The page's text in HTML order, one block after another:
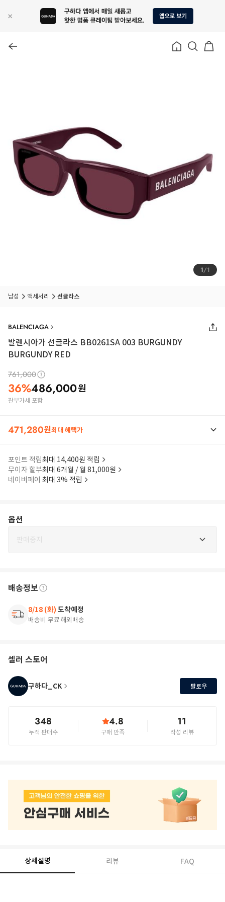
1/1
남성 액세서리 선글라스
BALENCIAGA
발렌시아가 선글라스 BB0261SA 003 BURGUNDY
BURGUNDY RED
761,000
36%486,000원
관부가세 포함
471,280원최대 혜택가
포인트 적립최대 14,400원 적립
무이자 할부최대 6개월 / 월 81,000원
네이버페이 최대 3% 적립
옵션
판매중지
배송정보
8/18 (화) 도착예정
배송비 무료해외배송
셀러 스토어
구하다_CK 팔로우
348
누적 판매수
4.8
구매 만족
11
작성 리뷰
상세설명 리뷰 FAQ